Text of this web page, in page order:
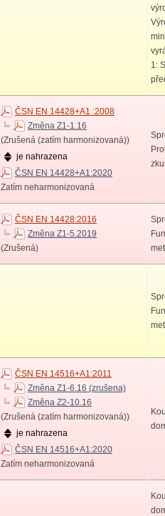
1:
ČSN EN 14428+A1 :2008
Změna Z1-1.16
(Zrušená (zatím harmonizovaná))
je nahrazena
ČSN EN 14428+A1:2020
Zatím neharmonizovaná
ČSN EN 14428:2016
Změna Z1-5.2019
(Zrušená)
ČSN EN 14516+A1:2011
Změna Z1-6.16 (zrušena)
Změna Z2-10.16
(Zrušená (zatím harmonizovaná))
je nahrazena
ČSN EN 14516+A1:2020
Zatím neharmonizovaná